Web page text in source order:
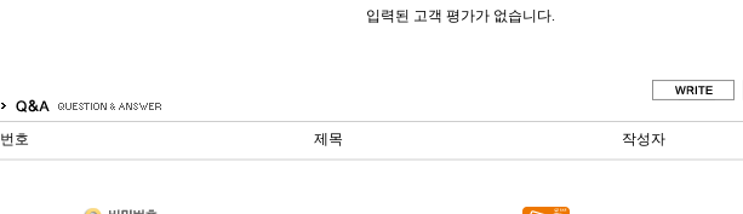
입력된 고객 평가가 없습니다.
번호 제목 작성자